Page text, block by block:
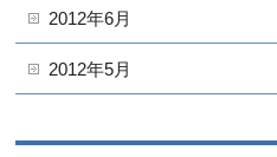
2012年6月
2012年5月